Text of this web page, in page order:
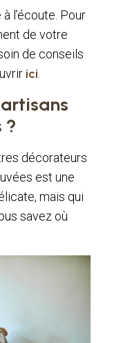
l’écoute. Pour
de votre
de conseils
ici.
?
décorateurs
est une
mais qui
savez où